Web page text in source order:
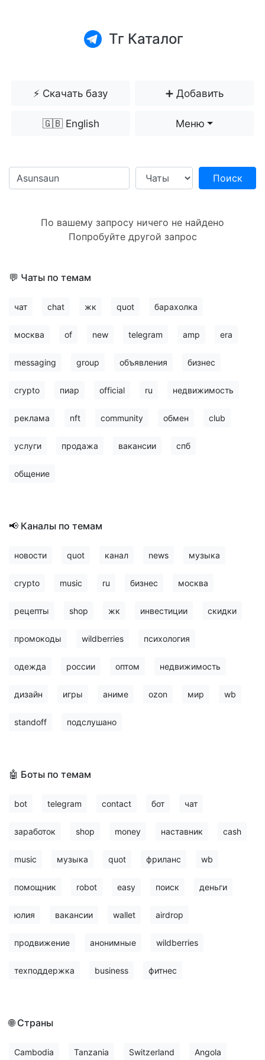
Тг Каталог
⚡️ Скачать базу ➕ Добавить
🇬🇧 English Меню
Поиск
По вашему запросу ничего не найдено
Попробуйте другой запрос
💬 Чаты по темам
чат chat жк quot барахолка
москва of new telegram amp era
messaging group объявления бизнес
crypto пиар official ru недвижимость
реклама nft community обмен club
услуги продажа вакансии спб
общение
📢 Каналы по темам
новости quot канал news музыка
crypto music ru бизнес москва
рецепты shop жк инвестиции скидки
промокоды wildberries психология
одежда россии оптом недвижимость
дизайн игры аниме ozon мир wb
standoff подслушано
🤖 Боты по темам
bot telegram contact бот чат
заработок shop money наставник cash
music музыка quot фриланс wb
помощник robot easy поиск деньги
юлия вакансии wallet airdrop
продвижение анонимные wildberries
техподдержка business фитнес
🌐 Страны
Cambodia Tanzania Switzerland Angola